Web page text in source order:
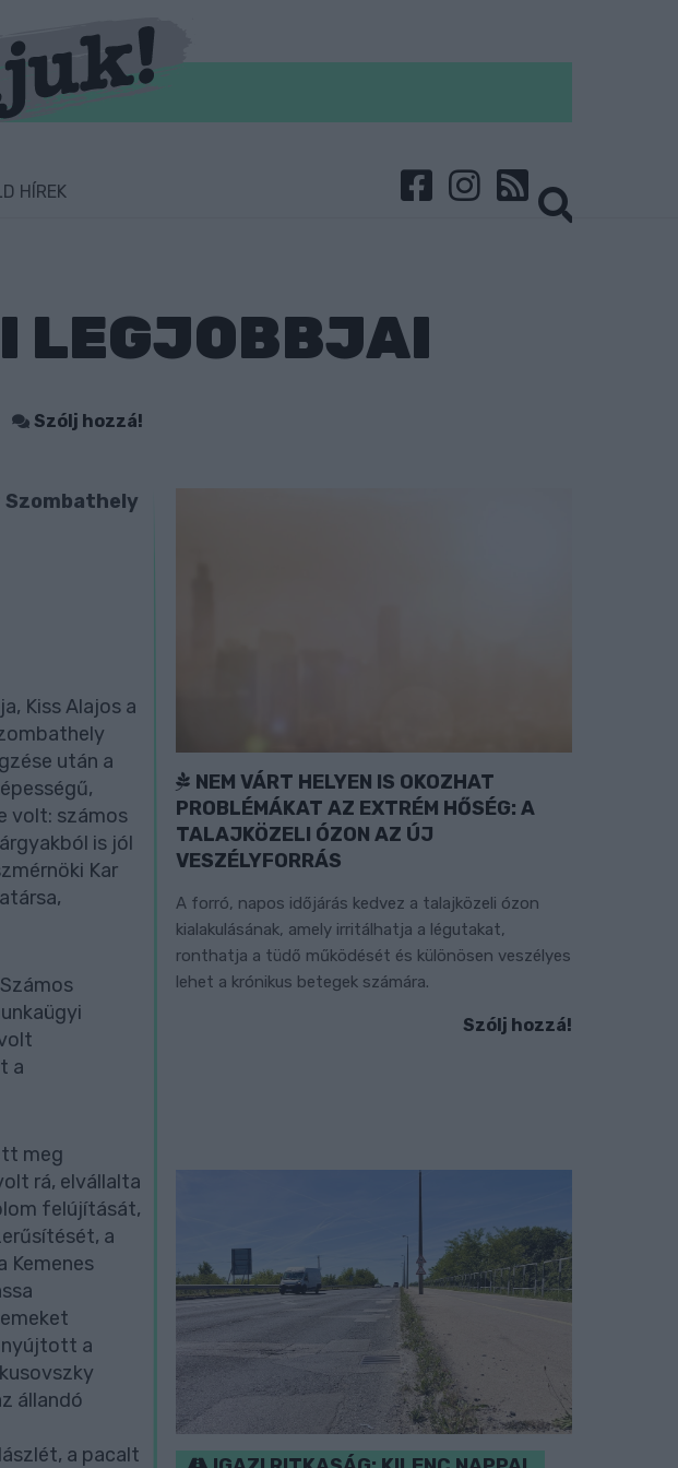
HÍREK
LEGJOBBJAI
Szólj hozzá!
Szombathely
Kiss Alajos a
után a
volt: számos
is jól
Kar
a
meg
rá, elvállalta
felújítását,
a
Kemenes
nyújtott a
állandó
a pacalt
NEM VÁRT HELYEN IS OKOZHAT
PROBLÉMÁKAT AZ EXTRÉM HŐSÉG: A
TALAJKÖZELI ÓZON AZ ÚJ
VESZÉLYFORRÁS
A forró, napos időjárás kedvez a talajközeli ózon
kialakulásának, amely irritálhatja a légutakat,
ronthatja a tüdő működését és különösen veszélyes
lehet a krónikus betegek számára.
Szólj hozzá!